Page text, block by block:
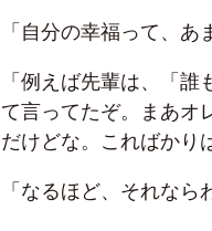
「自分の幸福って、あ
「例えば先輩は、「
て言ってたぞ。まあオ
だけどな。こればかり
「なるほど、それなら